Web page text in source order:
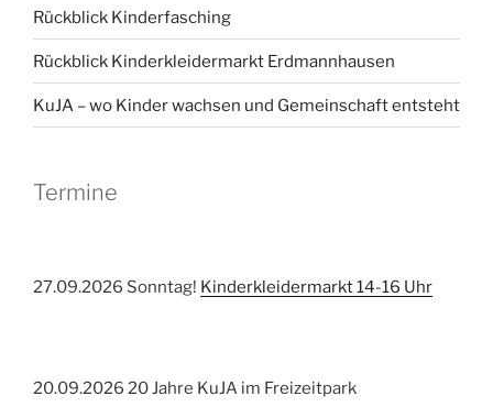
Rückblick Kinderfasching
Rückblick Kinderkleidermarkt Erdmannhausen
KuJA – wo Kinder wachsen und Gemeinschaft entsteht
Termine
27.09.2026 Sonntag! Kinderkleidermarkt 14-16 Uhr
20.09.2026 20 Jahre KuJA im Freizeitpark